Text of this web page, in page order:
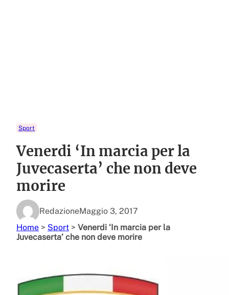
Sport
Venerdi ‘In marcia per la
Juvecaserta’ che non deve
morire
RedazioneMaggio 3, 2017
Home > Sport > Venerdi ‘In marcia per la
Juvecaserta’ che non deve morire